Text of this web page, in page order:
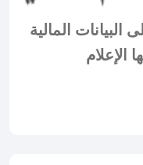
المالية
الإعلام